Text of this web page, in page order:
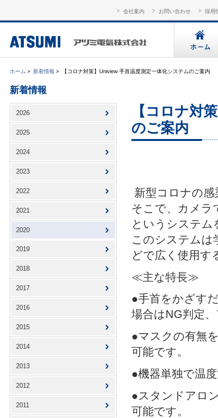
会社案内 お問い合わせ 採用
ホーム > 新着情報 > 【コロナ対策】Uniview 手首温度測定一体化システムのご案内
新着情報
【コロナ対
のご案内
新型コロナの
そこで、カメラ
というシステム
このシステムは
どで広く使用す
≪主な特長≫
●手首をかざす
場合はNG判定
●マスクの有無
可能です。
●機器単独で温
●スタンドアロ
可能です。
2026
2025
2024
2023
2022
2021
2020
2019
2018
2017
2016
2015
2014
2013
2012
2011